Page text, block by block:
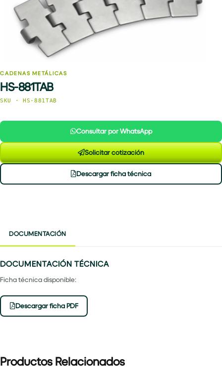
CADENAS METÁLICAS
HS-881TAB
SKU · HS-881TAB
Consultar por WhatsApp
Solicitar cotización
Descargar ficha técnica
DOCUMENTACIÓN
DOCUMENTACIÓN TÉCNICA
Ficha técnica disponible:
Descargar ficha PDF
Productos Relacionados